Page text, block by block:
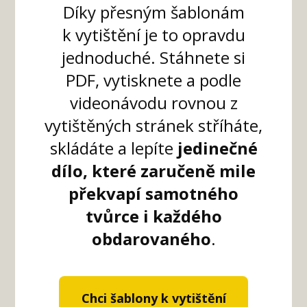
Díky přesným šablonám
k vytištění je to opravdu
jednoduché. Stáhnete si
PDF, vytisknete a podle
videonávodu rovnou z
vytištěných stránek stříháte,
skládáte a lepíte jedinečné
dílo, které zaručeně mile
překvapí samotného
tvůrce i každého
obdarovaného.
Chci šablony k vytištění